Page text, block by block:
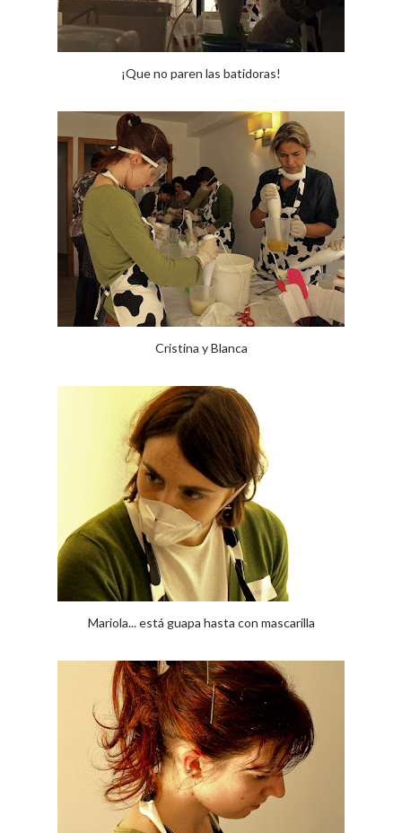
¡Que no paren las batidoras!
Cristina y Blanca
Mariola... está guapa hasta con mascarilla